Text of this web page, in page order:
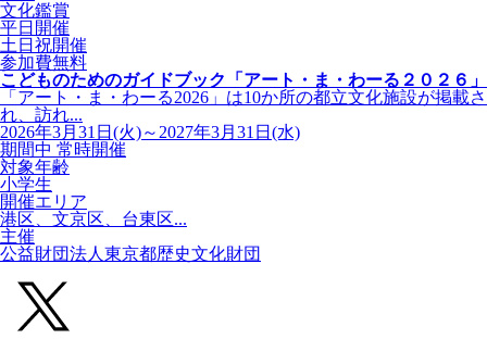
文化鑑賞
平日開催
土日祝開催
参加費無料
こどものためのガイドブック「アート・ま・わーる２０２６」
「アート・ま・わーる2026」は10か所の都立文化施設が掲載さ
れ、訪れ...
2026年3月31日(火)～2027年3月31日(水)
期間中 常時開催
対象年齢
小学生
開催エリア
港区、文京区、台東区...
主催
公益財団法人東京都歴史文化財団